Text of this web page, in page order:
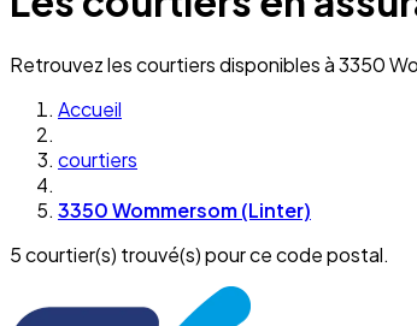
Retrouvez les courtiers disponibles à 3350
Accueil
courtiers
3350 Wommersom (Linter)
5 courtier(s) trouvé(s) pour ce code postal.